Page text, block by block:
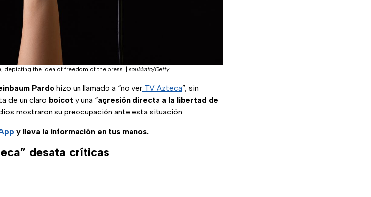
depicting the idea of freedom of the press.
spukkato/Getty
Pardo hizo un llamado a “no ver TV Azteca”, sin
de un claro boicot y una “agresión directa a la libertad de
mostraron su preocupación ante esta situación.
y lleva la información en tus manos.
desata críticas